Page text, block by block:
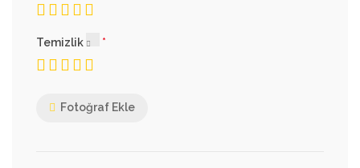
Temizlik
Fotoğraf Ekle